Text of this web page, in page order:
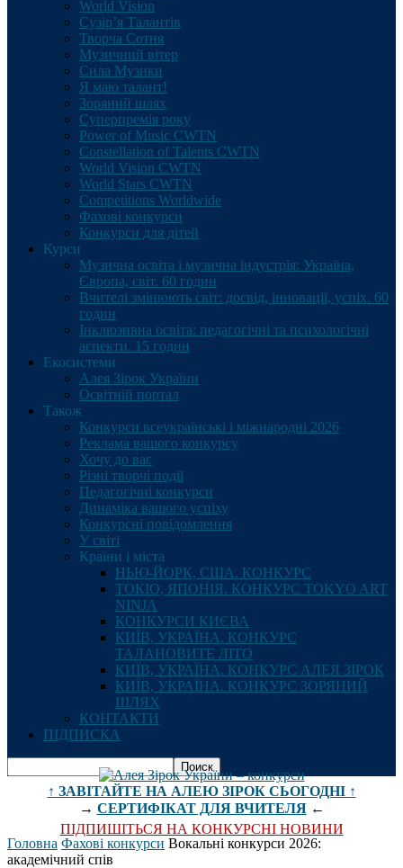
World Vision
Сузір’я Талантів
Творча Сотня
Музичний вітер
Сила Музики
Я маю талант!
Зоряний шлях
Суперпремія року
Power of Music CWTN
Constellation of Talents CWTN
World Vision CWTN
World Stars CWTN
Competitions Worldwide
Фахові конкурси
Конкурси для дітей
Курси
Музична освіта і музична індустрія: Україна,
Європа, світ. 60 годин
Вчителі змінюють світ: досвід, інновації, успіх. 60
годин
Інклюзивна освіта: педагогічні та психологічні
аспекти. 15 годин
Екосистеми
Алея Зірок України
Освітній портал
Також
Конкурси всеукраїнські і міжнародні 2026
Реклама вашого конкурсу
Хочу до вас
Різні творчі події
Педагогічні конкурси
Динаміка вашого успіху
Конкурсні повідомлення
У світі
Країни і міста
НЬЮ-ЙОРК, США. КОНКУРС
ТОКІО, ЯПОНІЯ. КОНКУРС TOKYO ART
NINJA
КОНКУРСИ КИЄВА
КИЇВ, УКРАЇНА. КОНКУРС
ТАЛАНОВИТЕ ЛІТО
КИЇВ, УКРАЇНА. КОНКУРС АЛЕЯ ЗІРОК
КИЇВ, УКРАЇНА. КОНКУРС ЗОРЯНИЙ
ШЛЯХ
КОНТАКТИ
ПІДПИСКА
↑ ЗАВІТАЙТЕ НА АЛЕЮ ЗІРОК СЬОГОДНІ ↑
→ СЕРТИФІКАТ ДЛЯ ВЧИТЕЛЯ←
ПІДПИШІТЬСЯ НА КОНКУРСНІ НОВИНИ
Головна Фахові конкурси Вокальні конкурси 2026:
академічний спів